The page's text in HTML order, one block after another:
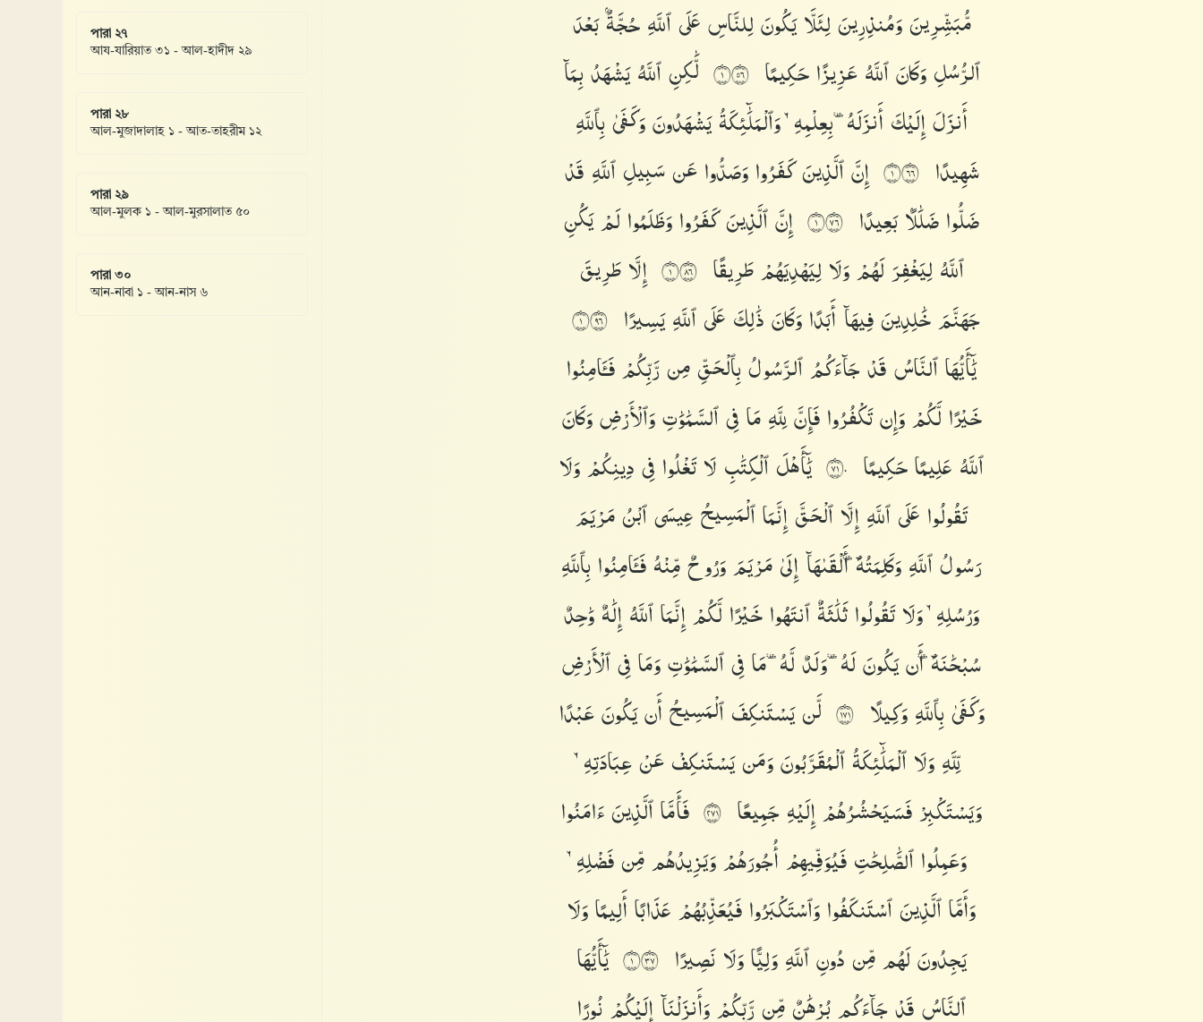
পারা ২৭
আয-যারিয়াত ৩১ - আল-হাদীদ ২৯
পারা ২৮
আল-মুজাদালাহ ১ - আত-তাহরীম ১২
পারা ২৯
আল-মুলক ১ - আল-মুরসালাত ৫০
পারা ৩০
আন-নাবা ১ - আন-নাস ৬
مُّبَشِّرِينَوَمُنذِرِينَلِئَلَّايَكُونَلِلنَّاسِعَلَىٱللَّهِحُجَّةٌۢبَعْدَ
ٱلرُّسُلِوَكَانَٱللَّهُعَزِيزًاحَكِيمًا ١٦٥ لَّٰكِنِٱللَّهُيَشْهَدُبِمَآ
أَنزَلَإِلَيْكَأَنزَلَهُۥبِعِلْمِهِۦوَٱلْمَلَٰٓئِكَةُيَشْهَدُونَوَكَفَىٰبِٱللَّهِ
شَهِيدًا ١٦٦ إِنَّٱلَّذِينَكَفَرُوا۟وَصَدُّوا۟عَنسَبِيلِٱللَّهِقَدْ
ضَلُّوا۟ضَلَٰلًۢابَعِيدًا ١٦٧ إِنَّٱلَّذِينَكَفَرُوا۟وَظَلَمُوا۟لَمْيَكُنِ
ٱللَّهُلِيَغْفِرَلَهُمْوَلَالِيَهْدِيَهُمْطَرِيقًا ١٦٨ إِلَّاطَرِيقَ
جَهَنَّمَخَٰلِدِينَفِيهَآأَبَدًاوَكَانَذَٰلِكَعَلَىٱللَّهِيَسِيرًا ١٦٩
يَٰٓأَيُّهَاٱلنَّاسُقَدْجَآءَكُمُٱلرَّسُولُبِٱلْحَقِّمِنرَّبِّكُمْفَـَٔامِنُوا۟
خَيْرًالَّكُمْوَإِنتَكْفُرُوا۟فَإِنَّلِلَّهِمَافِىٱلسَّمَٰوَٰتِوَٱلْأَرْضِوَكَانَ
ٱللَّهُعَلِيمًاحَكِيمًا ١٧٠ يَٰٓأَهْلَٱلْكِتَٰبِلَاتَغْلُوا۟فِىدِينِكُمْوَلَا
تَقُولُوا۟عَلَىٱللَّهِإِلَّاٱلْحَقَّإِنَّمَاٱلْمَسِيحُعِيسَىٱبْنُمَرْيَمَ
رَسُولُٱللَّهِوَكَلِمَتُهُۥٓأَلْقَىٰهَآإِلَىٰمَرْيَمَوَرُوحٌمِّنْهُفَـَٔامِنُوا۟بِٱللَّهِ
وَرُسُلِهِۦوَلَاتَقُولُوا۟ثَلَٰثَةٌٱنتَهُوا۟خَيْرًالَّكُمْإِنَّمَاٱللَّهُإِلَٰهٌوَٰحِدٌ
سُبْحَٰنَهُۥٓأَنيَكُونَلَهُۥوَلَدٌلَّهُۥمَافِىٱلسَّمَٰوَٰتِوَمَافِىٱلْأَرْضِ
وَكَفَىٰبِٱللَّهِوَكِيلًا ١٧١ لَّنيَسْتَنكِفَٱلْمَسِيحُأَنيَكُونَعَبْدًا
لِّلَّهِوَلَاٱلْمَلَٰٓئِكَةُٱلْمُقَرَّبُونَوَمَنيَسْتَنكِفْعَنْعِبَادَتِهِۦ
وَيَسْتَكْبِرْفَسَيَحْشُرُهُمْإِلَيْهِجَمِيعًا ١٧٢ فَأَمَّاٱلَّذِينَءَامَنُوا۟
وَعَمِلُوا۟ٱلصَّٰلِحَٰتِفَيُوَفِّيهِمْأُجُورَهُمْوَيَزِيدُهُممِّنفَضْلِهِۦ
وَأَمَّاٱلَّذِينَٱسْتَنكَفُوا۟وَٱسْتَكْبَرُوا۟فَيُعَذِّبُهُمْعَذَابًاأَلِيمًاوَلَا
يَجِدُونَلَهُممِّندُونِٱللَّهِوَلِيًّاوَلَانَصِيرًا ١٧٣ يَٰٓأَيُّهَا
ٱلنَّاسُقَدْجَآءَكُمبُرْهَٰنٌمِّنرَّبِّكُمْوَأَنزَلْنَآإِلَيْكُمْنُورًا